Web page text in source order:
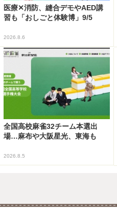
医療✕消防、縫合デモやAED講
習も「おしごと体験博」9/5
2026.8.6
全国高校麻雀32チーム本選出
場…麻布や大阪星光、東海も
2026.8.5